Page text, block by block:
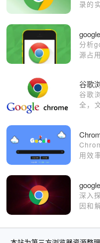
录的
分析
源占
谷歌
全，
用效
深入
因和
定性